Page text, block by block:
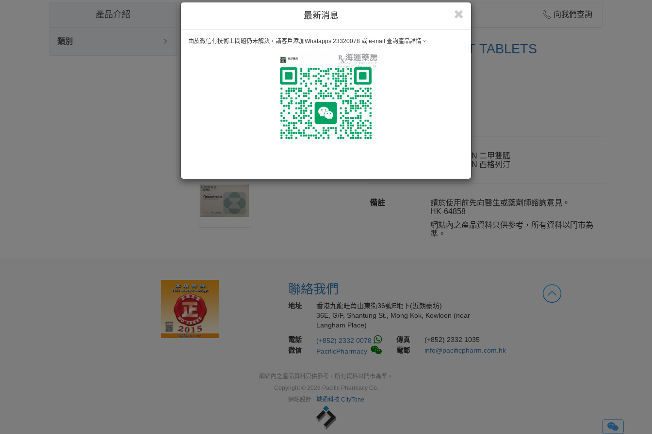
最新消息
由於微信有技術上問題仍未解決，請客戶添加Whatapps 23320078 或 e-mail 查詢產品詳情。
產品介紹
類別
DDP-4 抑制劑 向我們查詢
康諾胰 JANUMET TABLETS
50MG/500MG
METFORMIN 二甲雙胍
SITAGLIPTIN 西格列汀
備註
請於使用前先向醫生或藥劑師諮詢意見。
HK-64858
網站內之產品資料只供參考，所有資料以門市為
準。
聯絡我們
地址
香港九龍旺角山東街36號E地下(近朗豪坊)
36E, G/F, Shantung St., Mong Kok, Kowloon (near
Langham Place)
電話
(+852) 2332 0078 傳真
(+852) 2332 1035
微信
PacificPharmacy 電郵 info@pacificpharm.com.hk
網站內之產品資料只供參考，所有資料以門市為準。
Copyright © 2026 Pacific Pharmacy Co.
網站設計 - 城通科技 CityTone